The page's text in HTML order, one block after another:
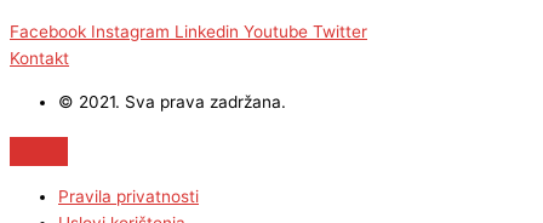
Facebook Instagram Linkedin Youtube Twitter
Kontakt
© 2021. Sva prava zadržana.
Pravila privatnosti